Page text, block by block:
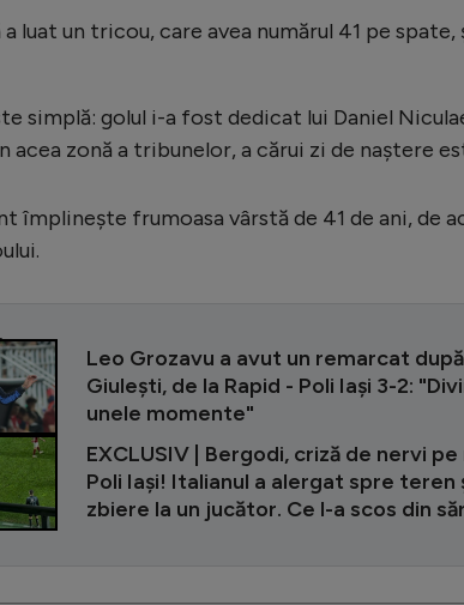
luat un tricou, care avea numărul 41 pe
simplă: golul i-a fost dedicat lui Daniel
acea zonă a tribunelor, a cărui zi de naștere
împlinește frumoasa vârstă de 41 de ani, de
Leo Grozavu a avut un remarcat
Giulești, de la Rapid - Poli Iași 3-2:
unele momente"
EXCLUSIV | Bergodi, criză de nervi
Poli Iași! Italianul a alergat spre teren
zbiere la un jucător. Ce l-a scos din